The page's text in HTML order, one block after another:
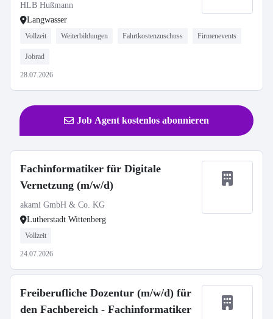
HLB Hußmann
Langwasser
Vollzeit Weiterbildungen Fahrtkostenzuschuss Firmenevents
Jobrad
28.07.2026
Job Agent kostenlos abonnieren
Fachinformatiker für Digitale
Vernetzung (m/w/d)
akami GmbH & Co. KG
Lutherstadt Wittenberg
Vollzeit
24.07.2026
Freiberufliche Dozentur (m/w/d) für
den Fachbereich - Fachinformatiker